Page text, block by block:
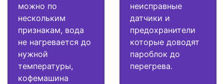
можно по
нескольким
признакам, вода
не нагревается до
нужной
температуры,
кофемашина
неисправные
датчики и
предохранители
которые доводят
пароблок до
перегрева.